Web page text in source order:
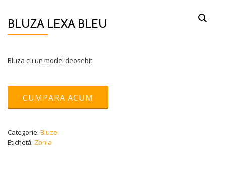
BLUZA LEXA BLEU
Bluza cu un model deosebit
CUMPARA ACUM
Categorie: Bluze
Etichetă: Zonia